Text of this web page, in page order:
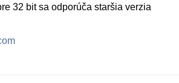
32 bit sa odporúča staršia verzia